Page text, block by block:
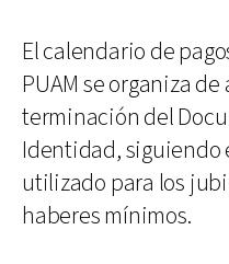
El calendario de
PUAM se organiza
terminación del
Identidad, siguiendo
utilizado para los
haberes mínimos.